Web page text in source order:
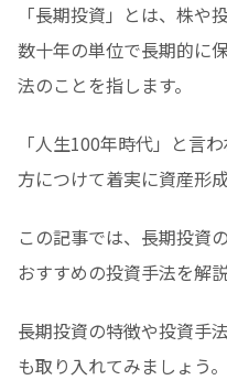
「長期投資」とは、株や
数十年の単位で長期的に
法のことを指します。
「人生100年時代」と言
方につけて着実に資産形
この記事では、長期投資
おすすめの投資手法を解説
長期投資の特徴や投資手
も取り入れてみましょう。